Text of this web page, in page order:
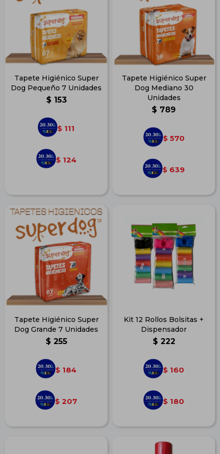
Tapete Higiénico Super
Dog Pequeño 7 Unidades
$ 153
$ 111
$ 124
Tapete Higiénico Super
Dog Mediano 30
Unidades
$ 789
$ 570
$ 639
Tapete Higiénico Super
Dog Grande 7 Unidades
$ 255
$ 184
$ 207
Kit 12 Rollos Bolsitas +
Dispensador
$ 222
$ 160
$ 180